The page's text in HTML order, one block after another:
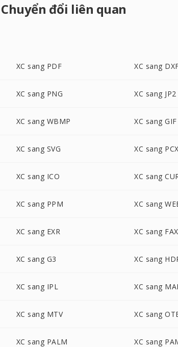
Chuyển đổi liên quan
XC sang PDF XC sang
XC sang PNG XC sang JP2
XC sang WBMP XC sang GIF
XC sang SVG XC sang
XC sang ICO XC sang
XC sang PPM XC sang
XC sang EXR XC sang FAX
XC sang G3 XC sang
XC sang IPL XC sang
XC sang MTV XC sang
XC sang PALM XC sang